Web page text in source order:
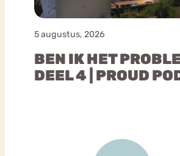
5 augustus, 2026
BEN IK HET
DEEL 4 | PROUD